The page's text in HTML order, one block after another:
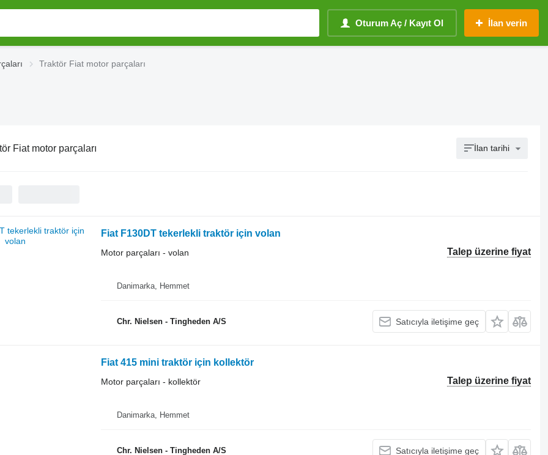
Oturum Aç / Kayıt Ol İlan verin
Traktör Fiat motor parçaları
Fiat motor parçaları İlan tarihi
Fiat F130DT tekerlekli traktör için volan
Talep üzerine fiyat
Motor parçaları - volan
Danimarka, Hemmet
Chr. Nielsen - Tingheden A/S Satıcıyla iletişime geç
Fiat 415 mini traktör için kollektör
Talep üzerine fiyat
Motor parçaları - kollektör
Danimarka, Hemmet
Chr. Nielsen - Tingheden A/S Satıcıyla iletişime geç